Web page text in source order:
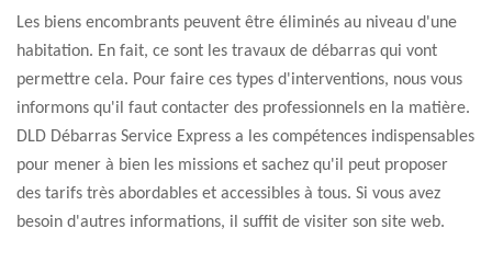
Les biens encombrants peuvent être éliminés au niveau d'une
habitation. En fait, ce sont les travaux de débarras qui vont
permettre cela. Pour faire ces types d'interventions, nous vous
informons qu'il faut contacter des professionnels en la matière.
DLD Débarras Service Express a les compétences indispensables
pour mener à bien les missions et sachez qu'il peut proposer
des tarifs très abordables et accessibles à tous. Si vous avez
besoin d'autres informations, il suffit de visiter son site web.